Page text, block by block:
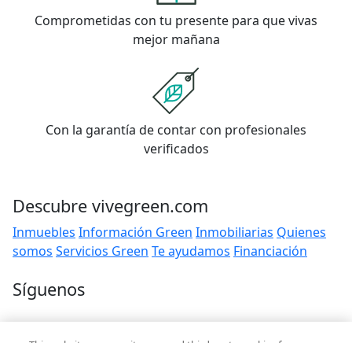
Comprometidas con tu presente para que vivas
mejor mañana
Con la garantía de contar con profesionales
verificados
Descubre vivegreen.com
Inmuebles Información Green Inmobiliarias Quienes
somos Servicios Green Te ayudamos Financiación
Síguenos
Contacto